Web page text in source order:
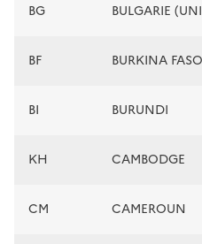
BG BULGARIE
BF BURKINA FASO
BI BURUNDI
KH CAMBODGE
CM CAMEROUN